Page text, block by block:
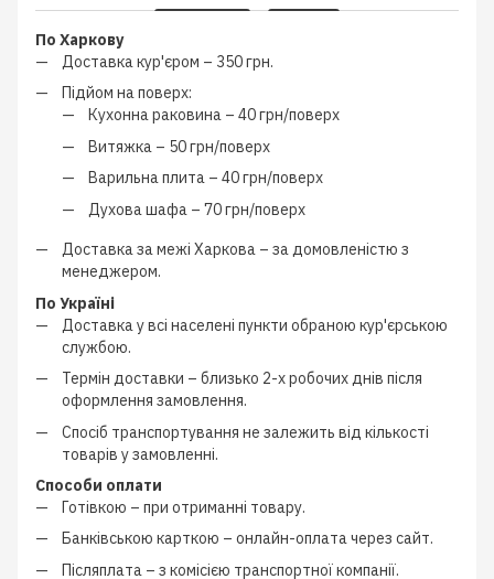
По Харкову
Доставка кур'єром – 350 грн.
Підйом на поверх:
Кухонна раковина – 40 грн/поверх
Витяжка – 50 грн/поверх
Варильна плита – 40 грн/поверх
Духова шафа – 70 грн/поверх
Доставка за межі Харкова – за домовленістю з
менеджером.
По Україні
Доставка у всі населені пункти обраною кур'єрською
службою.
Термін доставки – близько 2-х робочих днів після
оформлення замовлення.
Спосіб транспортування не залежить від кількості
товарів у замовленні.
Способи оплати
Готівкою – при отриманні товару.
Банківською карткою – онлайн-оплата через сайт.
Післяплата – з комісією транспортної компанії.